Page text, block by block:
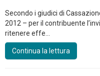
Secondo i giudici di
2012 – per il contribuente
ritenere effe...
Continua la lettura